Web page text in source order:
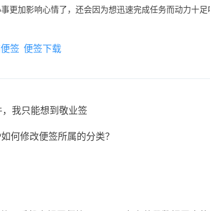
更加影响心情了，还会因为想迅速完成任务而动力十足
签 便签下载
我只能想到敬业签
何修改便签所属的分类？